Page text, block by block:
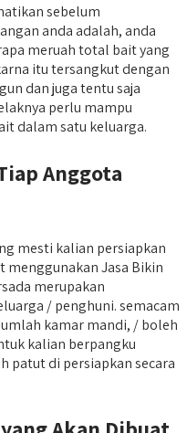
sebelum
anda adalah, anda
meruah total bait yang
itu tersangkut dengan
dan juga tentu saja
perlu mampu
dalam satu keluarga.
Anggota
mesti kalian persiapkan
Jasa Bikin
merupakan
/ penghuni. semacam
kamar mandi, / boleh
kalian berpangku
patut di persiapkan secara